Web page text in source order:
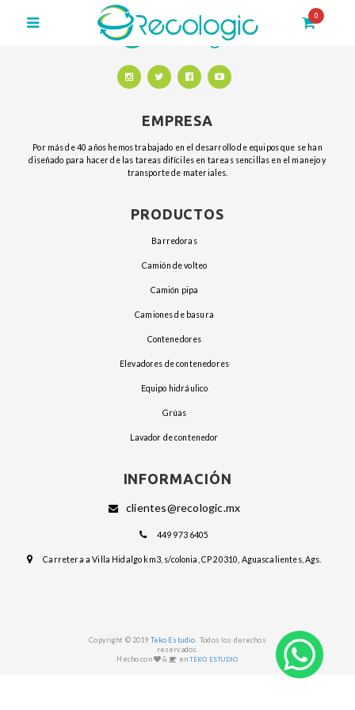
0
EMPRESA
Por más de 40 años hemos trabajado en el desarrollo de equipos que se han
diseñado para hacer de las tareas difíciles en tareas sencillas en el manejo y
transporte de materiales.
PRODUCTOS
barredoras
camión de volteo
camión pipa
camiones de basura
contenedores
elevadores de contenedores
equipo hidráulico
grúas
lavador de contenedor
INFORMACIÓN
clientes@recologic.mx
449 973 6405
Carretera a Villa Hidalgo km3, s/colonia, CP 20310, Aguascalientes, Ags.
Copyright © 2019 Teko Estudio.Todos los derechos
reservados.
Hecho con
& enTEKO ESTUDIO